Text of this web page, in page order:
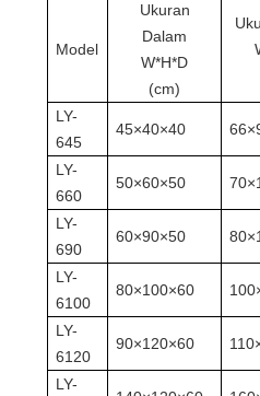
Model
Ukuran
Dalam
W*H*D
(cm)
LY-
645
45×40×40
LY-
660
50×60×50
LY-
690
60×90×50
LY-
6100
80×100×60
LY-
6120
90×120×60
LY-